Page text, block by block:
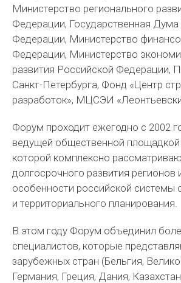
Министерство регионального
Федерации, Государственная
Федерации, Министерство
Федерации, Министерство
развития Российской Федерации,
Санкт-Петербурга, Фонд «Центр
разработок», МЦСЭИ
Форум проходит ежегодно с 2002
ведущей общественной площадкой
которой комплексно
долгосрочного развития регионов
особенности российской системы
и территориального планирования.
В этом году Форум объединил
специалистов, которые
зарубежных стран (Бельгия,
Германия, Греция, Дания,